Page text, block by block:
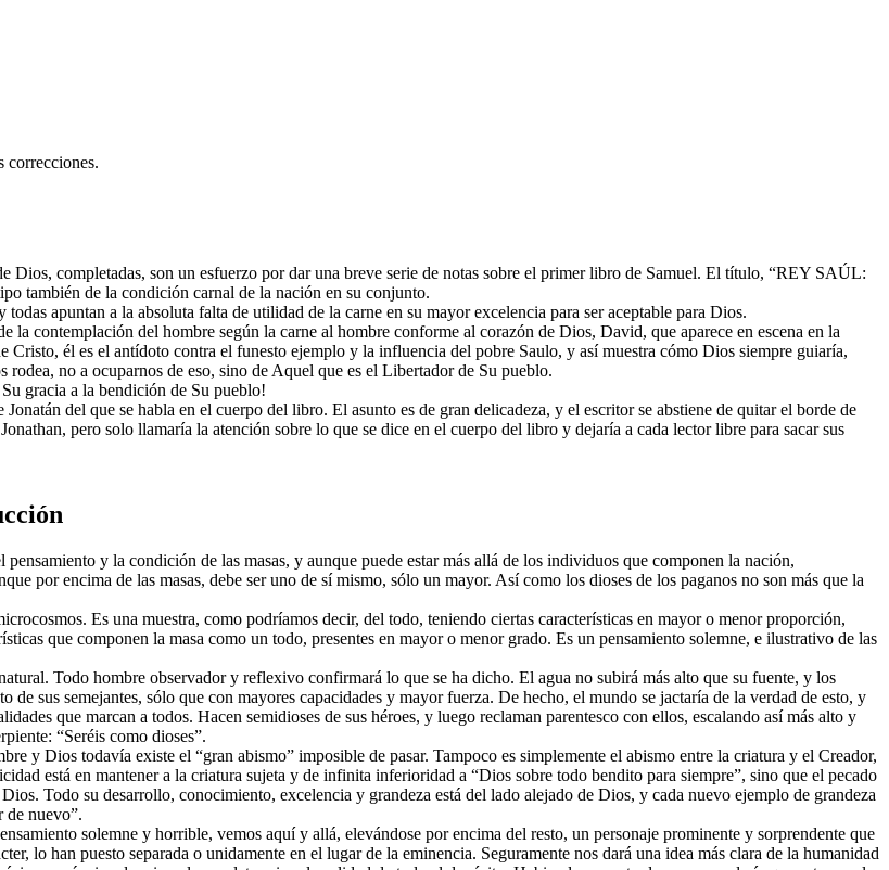
correcciones.
Dios, completadas, son un esfuerzo por dar una breve serie de notas sobre el primer libro de Samuel. El título, “REY SAÚL:
también de la condición carnal de la nación en su conjunto.
apuntan a la absoluta falta de utilidad de la carne en su mayor excelencia para ser aceptable para Dios.
la contemplación del hombre según la carne al hombre conforme al corazón de Dios, David, que aparece en escena en la
él es el antídoto contra el funesto ejemplo y la influencia del pobre Saulo, y así muestra cómo Dios siempre guiaría,
no a ocuparnos de eso, sino de Aquel que es el Libertador de Su pueblo.
gracia a la bendición de Su pueblo!
del que se habla en el cuerpo del libro. El asunto es de gran delicadeza, y el escritor se abstiene de quitar el borde de
pero solo llamaría la atención sobre lo que se dice en el cuerpo del libro y dejaría a cada lector libre para sacar sus
y la condición de las masas, y aunque puede estar más allá de los individuos que componen la nación,
por encima de las masas, debe ser uno de sí mismo, sólo un mayor. Así como los dioses de los paganos no son más que la
Es una muestra, como podríamos decir, del todo, teniendo ciertas características en mayor o menor proporción,
que componen la masa como un todo, presentes en mayor o menor grado. Es un pensamiento solemne, e ilustrativo de las
Todo hombre observador y reflexivo confirmará lo que se ha dicho. El agua no subirá más alto que su fuente, y los
de sus semejantes, sólo que con mayores capacidades y mayor fuerza. De hecho, el mundo se jactaría de la verdad de esto, y
que marcan a todos. Hacen semidioses de sus héroes, y luego reclaman parentesco con ellos, escalando así más alto y
“Seréis como dioses”.
y Dios todavía existe el “gran abismo” imposible de pasar. Tampoco es simplemente el abismo entre la criatura y el Creador,
está en mantener a la criatura sujeta y de infinita inferioridad a “Dios sobre todo bendito para siempre”, sino que el pecado
Todo su desarrollo, conocimiento, excelencia y grandeza está del lado alejado de Dios, y cada nuevo ejemplo de grandeza
de nuevo”.
solemne y horrible, vemos aquí y allá, elevándose por encima del resto, un personaje prominente y sorprendente que
lo han puesto separada o unidamente en el lugar de la eminencia. Seguramente nos dará una idea más clara de la humanidad